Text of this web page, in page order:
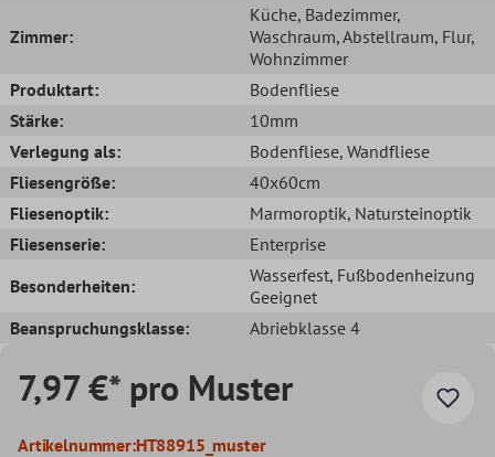
Zimmer:
Küche, Badezimmer,
Waschraum, Abstellraum, Flur,
Wohnzimmer
Produktart:
Bodenfliese
Stärke:
10mm
Verlegung als:
Bodenfliese, Wandfliese
Fliesengröße:
40x60cm
Fliesenoptik:
Marmoroptik, Natursteinoptik
Fliesenserie:
Enterprise
Besonderheiten:
Wasserfest, Fußbodenheizung
Geeignet
Beanspruchungsklasse:
Abriebklasse 4
7,97 €* pro Muster
Artikelnummer:HT88915_muster